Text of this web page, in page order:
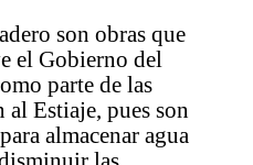
son obras que
el Gobierno del
parte de las
al Estiaje, pues son
almacenar agua